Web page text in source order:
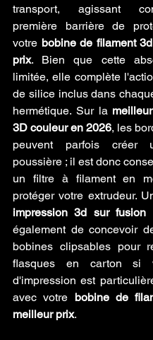
transport, agissant
première barrière de
votre bobine de filament
prix. Bien que cette
limitée, elle complète
de silice inclus dans
hermétique. Sur la
3D couleur en 2026, les
peuvent parfois créer
poussière ; il est donc
un filtre à filament en
protéger votre extrudeur.
impression 3d sur fusion
également de concevoir
bobines clipsables pour
flasques en carton si
d'impression est
avec votre bobine de
meilleur prix.